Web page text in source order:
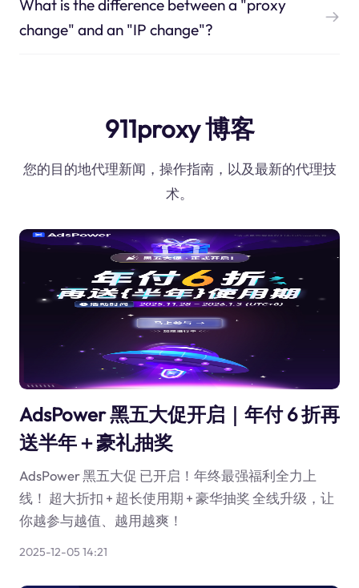
What is the difference between a "proxy
change" and an "IP change"?
911proxy 博客
您的目的地代理新闻，操作指南，以及最新的代理技
术。
AdsPower 黑五大促开启｜年付 6 折再
送半年＋豪礼抽奖
AdsPower 黑五大促 已开启！年终最强福利全力上
线！ 超大折扣 + 超长使用期 + 豪华抽奖 全线升级，让
你越参与越值、越用越爽！
2025-12-05 14:21